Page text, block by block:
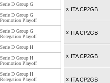
Serie D Group G
Serie D Group G
Promotion Playoff
Serie D Group G
Relegation Playoff
Serie D Group H
Serie D Group H
Promotion Playoff
Serie D Group H
Relegation Playoff
x ITA CP2GB
x ITA CP2GB
x ITA CP2GB
x ITA CP2GB